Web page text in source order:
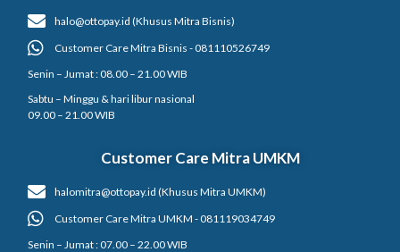
halo@ottopay.id (Khusus Mitra Bisnis)
Customer Care Mitra Bisnis - 081110526749
Senin – Jumat : 08.00 – 21.00 WIB
Sabtu – Minggu & hari libur nasional
09.00 – 21.00 WIB
Customer Care Mitra UMKM
halomitra@ottopay.id (Khusus Mitra UMKM)
Customer Care Mitra UMKM - 081119034749
Senin – Jumat : 07.00 – 22.00 WIB